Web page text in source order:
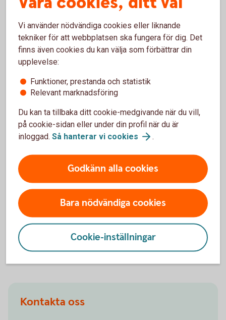
Ansökan - ideell förening
Uppskattad väntetid för att få svar på din ansökan
är f.n. cirka 5 veckor.
Efter godkänd ansökan får ni ett välkomstbrev och
kontor. Avtal skrivs under, kontot aktiveras och
internetanvändare väljs.
förening ska båda företrädarna alltid vara med på
det första mötet med banken. Om föreningen
företräds var för sig räcker det att en företrädare är
Läs mer om hur ni kommer igång med
internetbanken:
Kontakta oss
Vi använder nödvändiga cookies eller liknande
tekniker för att webbplatsen ska fungera för dig. Det
finns även cookies du kan välja som förbättrar din
upplevelse:
Funktioner, prestanda och statistik
Relevant marknadsföring
Du kan ta tillbaka ditt cookie-medgivande när du vill,
på cookie-sidan eller under din profil när du är
inloggad. Så hanterar vi cookies .
Godkänn alla cookies
Bara nödvändiga cookies
Cookie-inställningar